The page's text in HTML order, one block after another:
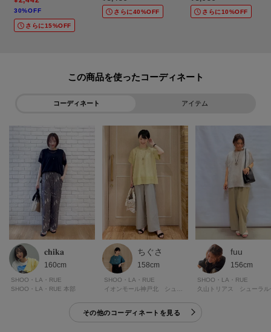
【素材】
シアー感のある軽さのある糸を使用しています(スラブ素材)。
た、パソコン・スマートフォンなどの環境により、若干製品と画像のカラー
が異なる場合もございます。
ーーーーーーーーーーーーーーーーーーーーーーーーーーーー
■気になるアイテムは『お気に入り登録』がおすすめです！■
＜お気に入り登録とは？＞
オンラインサイトの各アイテムにある「ハートマーク」を
クリックして簡単に追加できます！
＜おすすめPOINT＞
お得な情報をGETできます！！
POINT.1
再入荷通知や、値下げ情報・在庫状況をメルマガにてお知らせ。
30%OFF
さらに15%OFF
さらに40%OFF さらに10%OFF
この商品を使った
コーディネート アイテム
𝐜𝐡𝐢𝐤𝐚
160cm
SHOO・LA・RUE
SHOO・LA・RUE 本部
ちぐさ
158cm
SHOO・LA・RUE
fuu
156cm
SHOO・LA・RUE
久山トリアス シューラル
その他のコーディネートを見る